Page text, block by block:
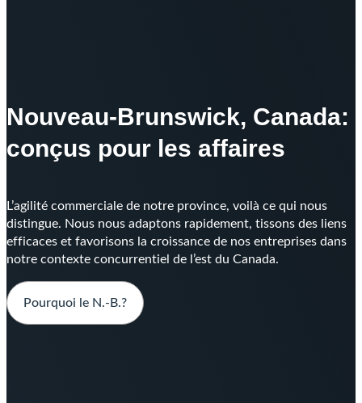
Nouveau-Brunswick, Canada:
conçus pour les affaires
L’agilité commerciale de notre province, voilà ce qui nous
distingue. Nous nous adaptons rapidement, tissons des liens
efficaces et favorisons la croissance de nos entreprises dans
notre contexte concurrentiel de l’est du Canada.
Pourquoi le N.-B.?